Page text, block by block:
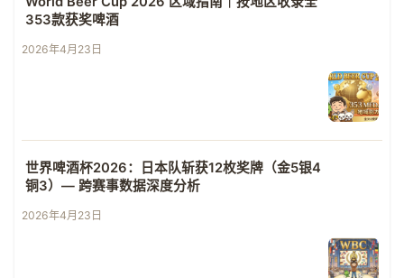
353款获奖啤酒
2026年4月23日
世界啤酒杯2026：日本队斩获12枚奖牌（金5银4
铜3）— 跨赛事数据深度分析
2026年4月23日